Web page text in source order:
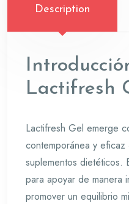
Description
Lactifresh
Lactifresh Gel emerge
contemporánea y
suplementos dietéticos.
para apoyar de manera
promover un equilibrio